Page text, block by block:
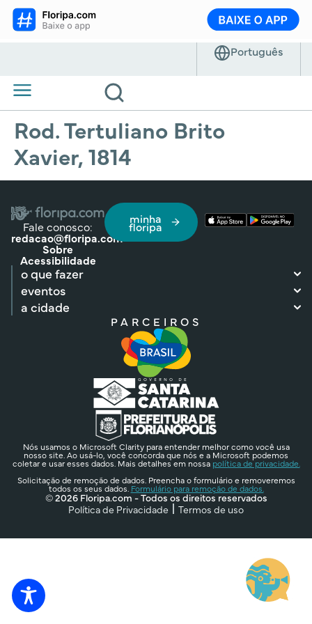
Rod. Tertuliano Brito
Xavier, 1814
Fale conosco:
redacao@floripa.com
Sobre
Acessibilidade
minha
floripa
o que fazer
eventos
a cidade
PARCEIROS
Nós usamos o Microsoft Clarity para entender melhor como você usa
nosso site. Ao usá-lo, você concorda que nós e a Microsoft podemos
coletar e usar esses dados. Mais detalhes em nossa política de privacidade.
Solicitação de remoção de dados. Preencha o formulário e removeremos
todos os seus dados. Formulário para remoção de dados.
© 2026 Floripa.com - Todos os direitos reservados
Política de Privacidade
Termos de uso